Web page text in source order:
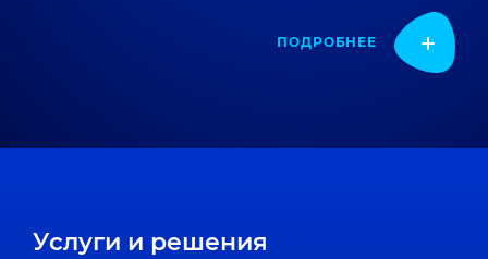
ПОДРОБНЕЕ
Услуги и решения